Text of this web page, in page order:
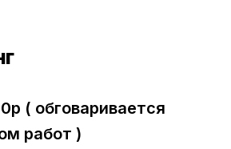
( обговаривается
работ )